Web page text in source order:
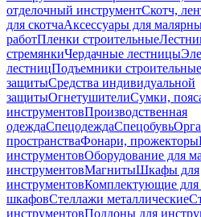
отделочный инструментСкотч,
для скотчаАксессуары для
работПленки строительные
стремянкиЧердачные лестницы
лестницПодъемники строительные
защитыСредства индивидуальной
защитыОгнетушителиСумки,
инструментовПроизводственная
одеждаСпецодеждаСпецобувь
пространстваФонари, прожекторы
инструментовОборудование для
инструментовМагнитыШкафы для
инструментовКомплектующие для
шкафовСтеллажи металлические
инструментовПоддоны для